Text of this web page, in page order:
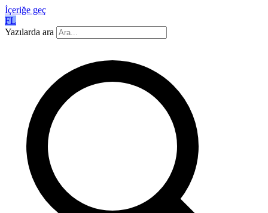
İçeriğe geç
FL
Yazılarda ara